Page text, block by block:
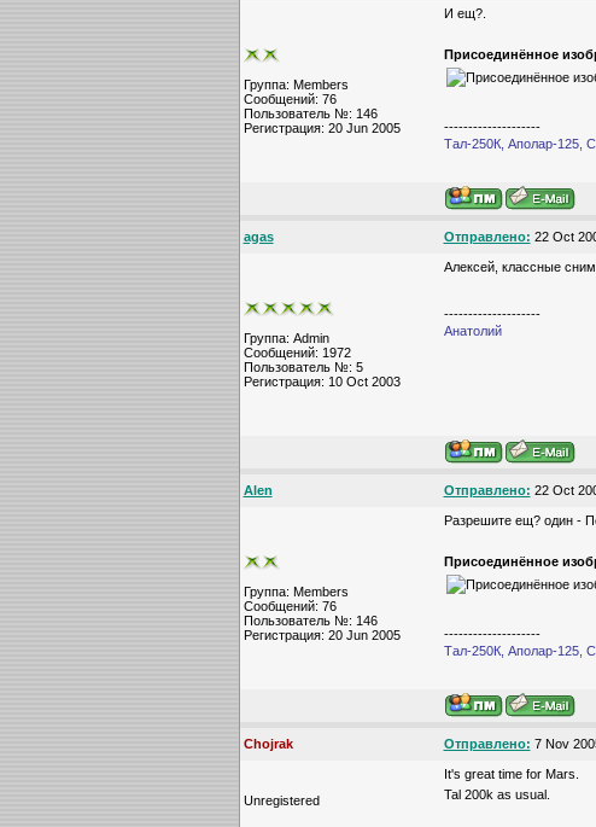
Группа: Members
Сообщений: 76
Пользователь №: 146
Регистрация: 20 Jun 2005
И ещ?.
Присоединённое
--------------------
Тал-250К, Аполар-125,
agas Отправлено: 22 Oct
Группа: Admin
Сообщений: 1972
Пользователь №: 5
Регистрация: 10 Oct 2003
Алексей, классные
--------------------
Анатолий
Alen Отправлено: 22 Oct
Группа: Members
Сообщений: 76
Пользователь №: 146
Регистрация: 20 Jun 2005
Разрешите ещ? один -
Присоединённое
--------------------
Тал-250К, Аполар-125,
Chojrak Отправлено: 7 Nov
Unregistered
It's great time for Mars.
Tal 200k as usual.